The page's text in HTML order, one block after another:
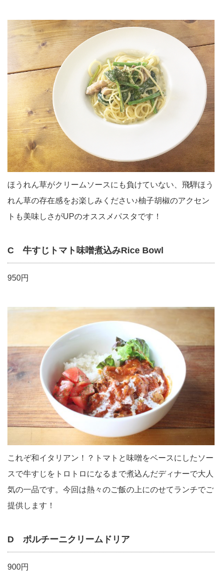
ほうれん草がクリームソースにも負けていない、飛騨ほう
れん草の存在感をお楽しみください♪柚子胡椒のアクセン
トも美味しさがUPのオススメパスタです！
C 牛すじトマト味噌煮込みRice Bowl
950円
これぞ和イタリアン！？トマトと味噌をベースにしたソー
スで牛すじをトロトロになるまで煮込んだディナーで大人
気の一品です。今回は熱々のご飯の上にのせてランチでご
提供します！
D ポルチーニクリームドリア
900円